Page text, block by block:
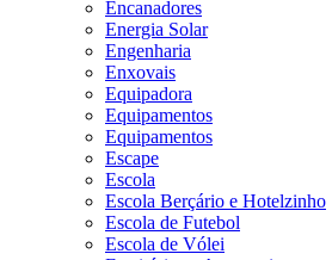
Encanadores
Energia Solar
Engenharia
Enxovais
Equipadora
Equipamentos
Equipamentos
Escape
Escola
Escola Berçário e Hotelzinho
Escola de Futebol
Escola de Vólei